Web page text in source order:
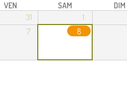
VEN SAM
DIM
31 1
7 8